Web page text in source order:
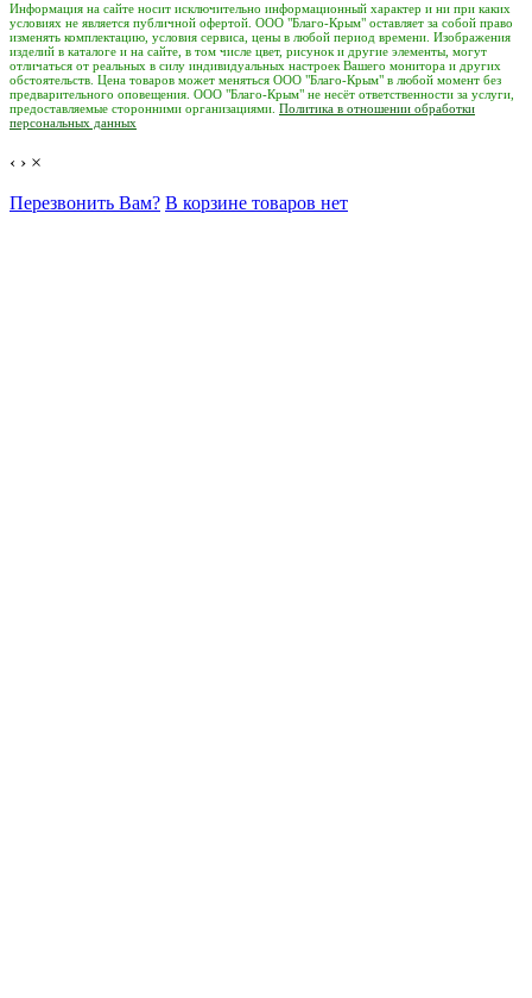
Информация на сайте носит исключительно информационный характер и ни при каких
условиях не является публичной офертой. ООО "Благо-Крым" оставляет за собой право
изменять комплектацию, условия сервиса, цены в любой период времени. Изображения
изделий в каталоге и на сайте, в том числе цвет, рисунок и другие элементы, могут
отличаться от реальных в силу индивидуальных настроек Вашего монитора и других
обстоятельств. Цена товаров может меняться ООО "Благо-Крым" в любой момент без
предварительного оповещения. ООО "Благо-Крым" не несёт ответственности за услуги,
предоставляемые сторонними организациями. Политика в отношении обработки
персональных данных
‹ › ×
Перезвонить Вам? В корзине товаров нет